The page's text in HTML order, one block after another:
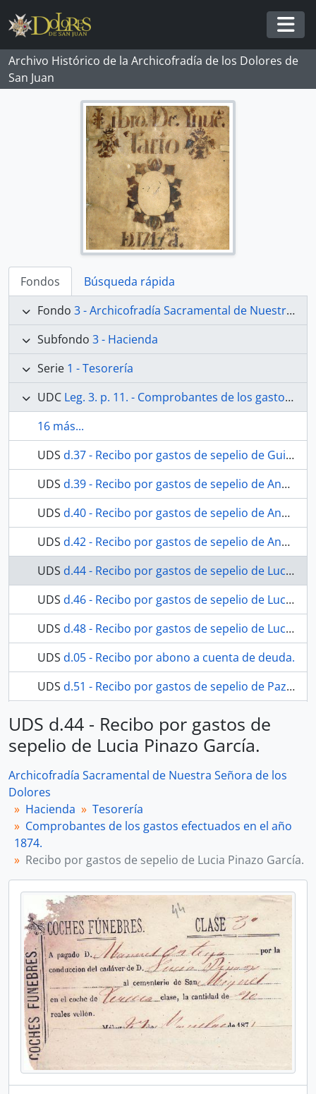
Skip to main content
Archivo Histórico de la Archicofradía de los Dolores de
San Juan
Fondos
Búsqueda rápida
Fondo 3 - Archicofradía Sacramental de Nuestra Señora de los Dolores
Subfondo 3 - Hacienda
Serie 1 - Tesorería
UDC Leg. 3. p. 11. - Comprobantes de los gastos efectuados en el año 1874.
16 más...
UDS d.37 - Recibo por gastos de sepelio de Guillermo Ritwagen y Fialo
UDS d.39 - Recibo por gastos de sepelio de Ana Gómez Mejía.
UDS d.40 - Recibo por gastos de sepelio de Ana Gómez Mejía.
UDS d.42 - Recibo por gastos de sepelio de Ana Gómez Mejía.
UDS d.44 - Recibo por gastos de sepelio de Lucia Pinazo García.
UDS d.46 - Recibo por gastos de sepelio de Lucia Pinazo García.
UDS d.48 - Recibo por gastos de sepelio de Lucia Pinazo García.
UDS d.05 - Recibo por abono a cuenta de deuda.
UDS d.51 - Recibo por gastos de sepelio de Paz Guerrero García
30 más...
UDS d.44 - Recibo por gastos de
sepelio de Lucia Pinazo García.
Archicofradía Sacramental de Nuestra Señora de los
Dolores
Hacienda
Tesorería
Comprobantes de los gastos efectuados en el año
1874.
Recibo por gastos de sepelio de Lucia Pinazo García.